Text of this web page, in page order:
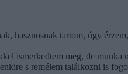
hasznosnak tartom, úgy
ismerkedtem meg, de
s remélem találkozni is